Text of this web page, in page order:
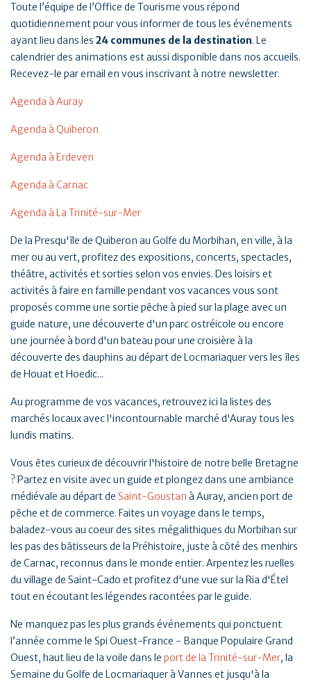
Toute l’équipe de l’Office de Tourisme vous répond
quotidiennement pour vous informer de tous les événements
ayant lieu dans les 24 communes de la destination. Le
calendrier des animations est aussi disponible dans nos accueils.
Recevez-le par email en vous inscrivant à notre newsletter.
Agenda à Auray
Agenda à Quiberon
Agenda à Erdeven
Agenda à Carnac
Agenda à La Trinité-sur-Mer
De la Presqu'île de Quiberon au Golfe du Morbihan, en ville, à la
mer ou au vert, profitez des expositions, concerts, spectacles,
théâtre, activités et sorties selon vos envies. Des loisirs et
activités à faire en famille pendant vos vacances vous sont
proposés comme une sortie pêche à pied sur la plage avec un
guide nature, une découverte d'un parc ostréicole ou encore
une journée à bord d'un bateau pour une croisière à la
découverte des dauphins au départ de Locmariaquer vers les îles
de Houat et Hoedic...
Au programme de vos vacances, retrouvez ici la listes des
marchés locaux avec l'incontournable marché d'Auray tous les
lundis matins.
Vous êtes curieux de découvrir l'histoire de notre belle Bretagne
? Partez en visite avec un guide et plongez dans une ambiance
médiévale au départ de Saint-Goustan à Auray, ancien port de
pêche et de commerce. Faites un voyage dans le temps,
baladez-vous au coeur des sites mégalithiques du Morbihan sur
les pas des bâtisseurs de la Préhistoire, juste à côté des menhirs
de Carnac, reconnus dans le monde entier. Arpentez les ruelles
du village de Saint-Cado et profitez d'une vue sur la Ria d'Étel
tout en écoutant les légendes racontées par le guide.
Ne manquez pas les plus grands événements qui ponctuent
l’année comme le Spi Ouest-France - Banque Populaire Grand
Ouest, haut lieu de la voile dans le port de la Trinité-sur-Mer, la
Semaine du Golfe de Locmariaquer à Vannes et jusqu'à la